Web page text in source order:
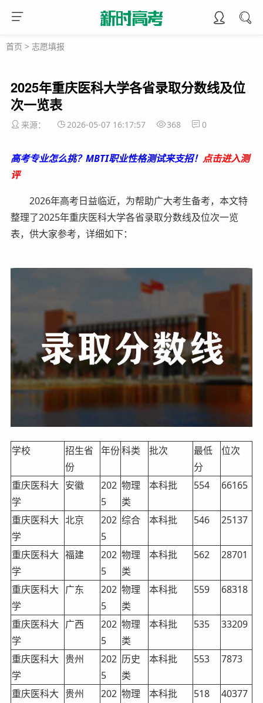
首页 > 志愿填报
2025年重庆医科大学各省录取分数线及位
次一览表
来源： 2026-05-07 16:17:57 368 0
高考专业怎么挑？MBTI职业性格测试来支招！ 点击进入测
评
2026年高考日益临近，为帮助广大考生备考，本文特
整理了2025年重庆医科大学各省录取分数线及位次一览
表，供大家参考，详细如下：
学校
招生省
份
年份科类 批次
最低
分
位次
重庆医科大
学
安徽
202
5
物理
类
本科批 554 66165
重庆医科大
学
北京
202
5
综合 本科批 546 25137
重庆医科大
学
福建
202
5
物理
类
本科批 562 28701
重庆医科大
学
广东
202
5
物理
类
本科批 559 68318
重庆医科大
学
广西
202
5
物理
类
本科批 535 33209
重庆医科大
学
贵州
202
5
历史
类
本科批 553 7873
重庆医科大 贵州
202 物理
本科批 518 40377